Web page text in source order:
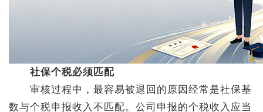
社保个税必须匹配
审核过程中，最容易被退回的原因经常是社保基
数与个税申报收入不匹配。公司申报的个税收入应当